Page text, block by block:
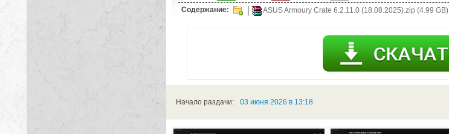
Содержание:
ASUS Armoury Crate 6.2.11.0 (18.08.2025).zip (4.99 GB)
Начало раздачи: 03 июня 2026 в 13:18